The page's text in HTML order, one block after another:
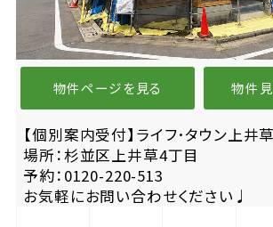
物件ページを見る 物件
【個別案内受付】ライフ･タウン上井
場所：杉並区上井草4丁目
予約：0120-220-513
お気軽にお問い合わせください♩